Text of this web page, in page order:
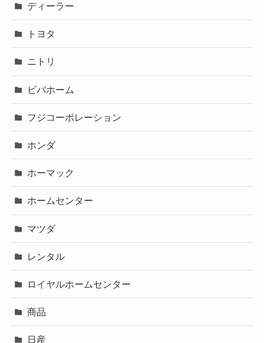
ディーラー
トヨタ
ニトリ
ビバホーム
フジコーポレーション
ホンダ
ホーマック
ホームセンター
マツダ
レンタル
ロイヤルホームセンター
商品
日産